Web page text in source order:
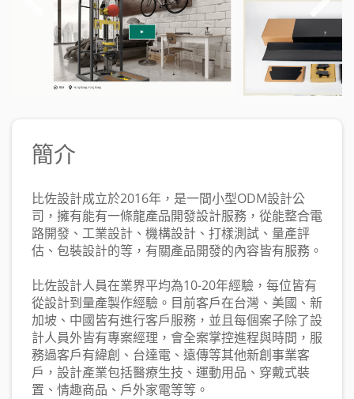
簡介
比佐設計成立於2016年，是一間小型ODM設計公
司，擁有能有一條龍產品開發設計服務，從能整合電
路開發、工業設計、機構設計、打樣測試、量產評
估、包裝設計的等，有關產品開發的內容皆有服務。
比佐設計人員在業界平均為10-20年經驗，每位皆有
從設計到量產製作經驗。目前客戶在台灣、美國、新
加坡、中國皆有進行客戶服務，並且每個案子除了設
計人員外皆有專案經理，會全案掌控進程與時間，服
務過客戶有緯創、台達電、遠傳等其他新創事業客
戶，設計產業包括醫療生技、運動用品、穿戴式裝
置、情趣商品、戶外家電等等。